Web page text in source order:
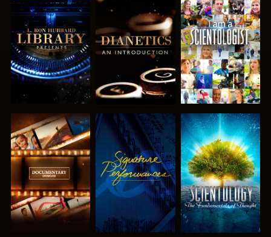
SERIE
ENTDECKEN
SERIE
ENTDECKEN
ANSEHEN
SERIE
ENTDECKEN
ANSEHEN
SERIE
ENTDECKEN